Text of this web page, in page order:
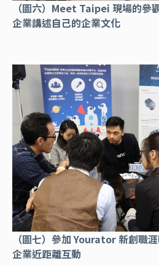
（圖六）Meet Taipei 現場的參
企業講述自己的企業文化
（圖七）參加 Yourator 新創職
企業近距離互動